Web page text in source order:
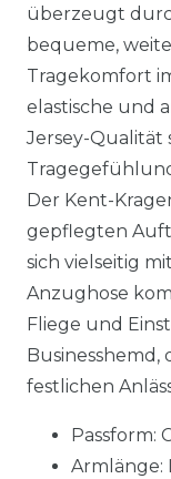
überzeugt
bequeme,
Tragekomfort
elastische und
Jersey-
Der Kent-
gepflegten
sich vielseitig
Anzughose
Fliege und
Businesshemd,
festlichen
Passform:
Armlänge: